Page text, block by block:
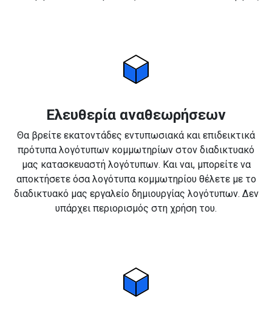
Ελευθερία αναθεωρήσεων
Θα βρείτε εκατοντάδες εντυπωσιακά και επιδεικτικά
πρότυπα λογότυπων κομμωτηρίων στον διαδικτυακό
μας κατασκευαστή λογότυπων. Και ναι, μπορείτε να
αποκτήσετε όσα λογότυπα κομμωτηρίου θέλετε με το
διαδικτυακό μας εργαλείο δημιουργίας λογότυπων. Δεν
υπάρχει περιορισμός στη χρήση του.